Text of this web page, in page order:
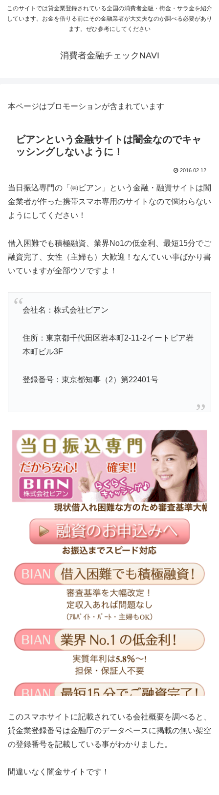
このサイトでは貸金業登録されている全国の消費者金融・街金・サラ金を紹介
しています。お金を借りる前にその金融業者が大丈夫なのか調べる必要があり
ます。ぜひ参考にしてください
消費者金融チェックNAVI
本ページはプロモーションが含まれています
ビアンという金融サイトは闇金なのでキャ
ッシングしないように！
2016.02.12
当日振込専門の「㈱ビアン」という金融・融資サイトは闇
金業者が作った携帯スマホ専用のサイトなので関わらない
ようにしてください！
借入困難でも積極融資、業界No1の低金利、最短15分でご
融資完了、女性（主婦も）大歓迎！なんていい事ばかり書
いていますが全部ウソですよ！
会社名：株式会社ビアン
住所：東京都千代田区岩本町2-11-2イートピア岩
本町ビル3F
登録番号：東京都知事（2）第22401号
このスマホサイトに記載されている会社概要を調べると、
貸金業登録番号は金融庁のデータベースに掲載の無い架空
の登録番号を記載している事がわかりました。
間違いなく闇金サイトです！